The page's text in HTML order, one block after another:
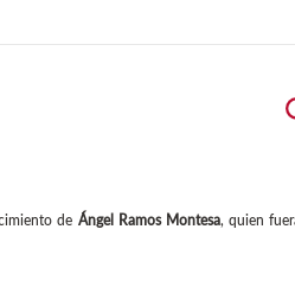
de Ángel Ramos Montesa, quien